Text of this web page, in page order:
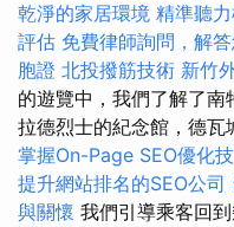
乾淨的家居環境 精準聽
評估 免費律師詢問，解
胞證 北投撥筋技術 新竹
的遊覽中，我們了解了
拉德烈士的紀念館，德瓦
掌握On-Page SEO優化
提升網站排名的SEO公司
與關懷 我們引導乘客回